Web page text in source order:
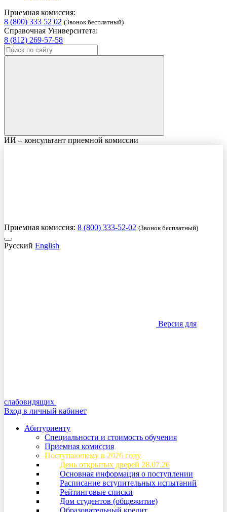
Приемная комиссия:
8 (800) 333 52 02 (Звонок бесплатный)
Справочная Университета:
8 (812) 269-57-58
ИИ – консультант приемной комиссии
Приемная комиссия: 8 (800) 333-52-02 (Звонок бесплатный)
Русский English
Версия для
слабовидящих
Вход в личный кабинет
Абитуриенту
Специальности и стоимость обучения
Приемная комиссия
Поступающему в 2026 году
День открытых дверей 28.07.26
Основная информация о поступлении
Расписание вступительных испытаний
Рейтинговые списки
Дом студентов (общежитие)
Образовательный кредит